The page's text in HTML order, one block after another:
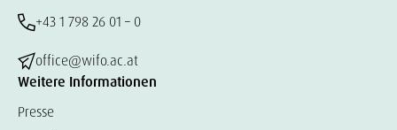
+43 1 798 26 01 – 0
office@wifo.ac.at
Weitere Informationen
Presse